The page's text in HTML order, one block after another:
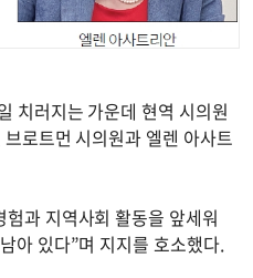
치러지는 가운데 현역 시의원
로트먼 시의원과 엘렌 아사트
과 지역사회 활동을 앞세워
아 있다”며 지지를 호소했다.